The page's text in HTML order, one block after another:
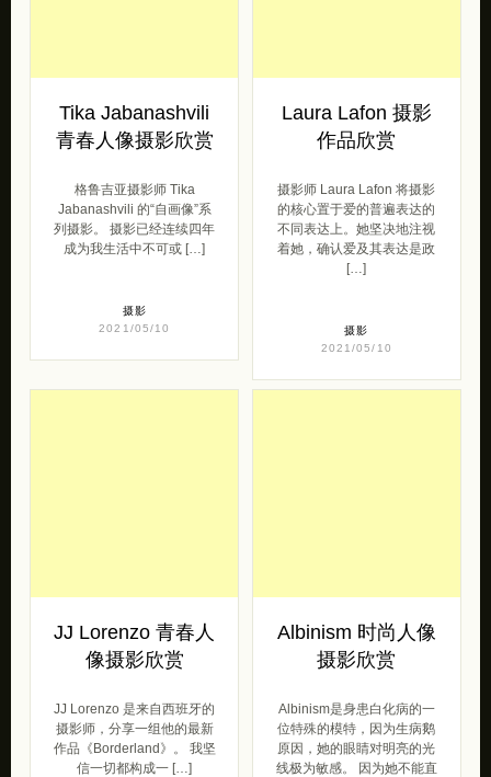
Tika Jabanashvili
青春人像摄影欣赏
格鲁吉亚摄影师 Tika
Jabanashvili 的“自画像”系
列摄影。 摄影已经连续四年
成为我生活中不可或 […]
摄影
2021/05/10
Laura Lafon 摄影
作品欣赏
摄影师 Laura Lafon 将摄影
的核心置于爱的普遍表达的
不同表达上。她坚决地注视
着她，确认爱及其表达是政
[…]
摄影
2021/05/10
JJ Lorenzo 青春人
像摄影欣赏
JJ Lorenzo 是来自西班牙的
摄影师，分享一组他的最新
作品《Borderland》。 我坚
信一切都构成一 […]
Albinism 时尚人像
摄影欣赏
Albinism是身患白化病的一
位特殊的模特，因为生病鹅
原因，她的眼睛对明亮的光
线极为敏感。 因为她不能直